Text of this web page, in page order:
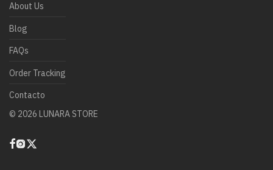
About Us
Blog
FAQs
Order Tracking
Contacto
© 2026 LUNARA STORE